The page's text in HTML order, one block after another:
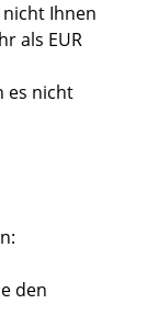
Ihnen
als EUR
es nicht
den